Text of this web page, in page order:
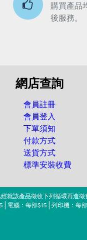
購買產品
後服務。
網店查詢
會員註冊
會員登入
下單須知
付款方式
送貨方式
標準安裝收費
該產品徵收下列循環再造徵
電腦：每部$15 | 列印機：每